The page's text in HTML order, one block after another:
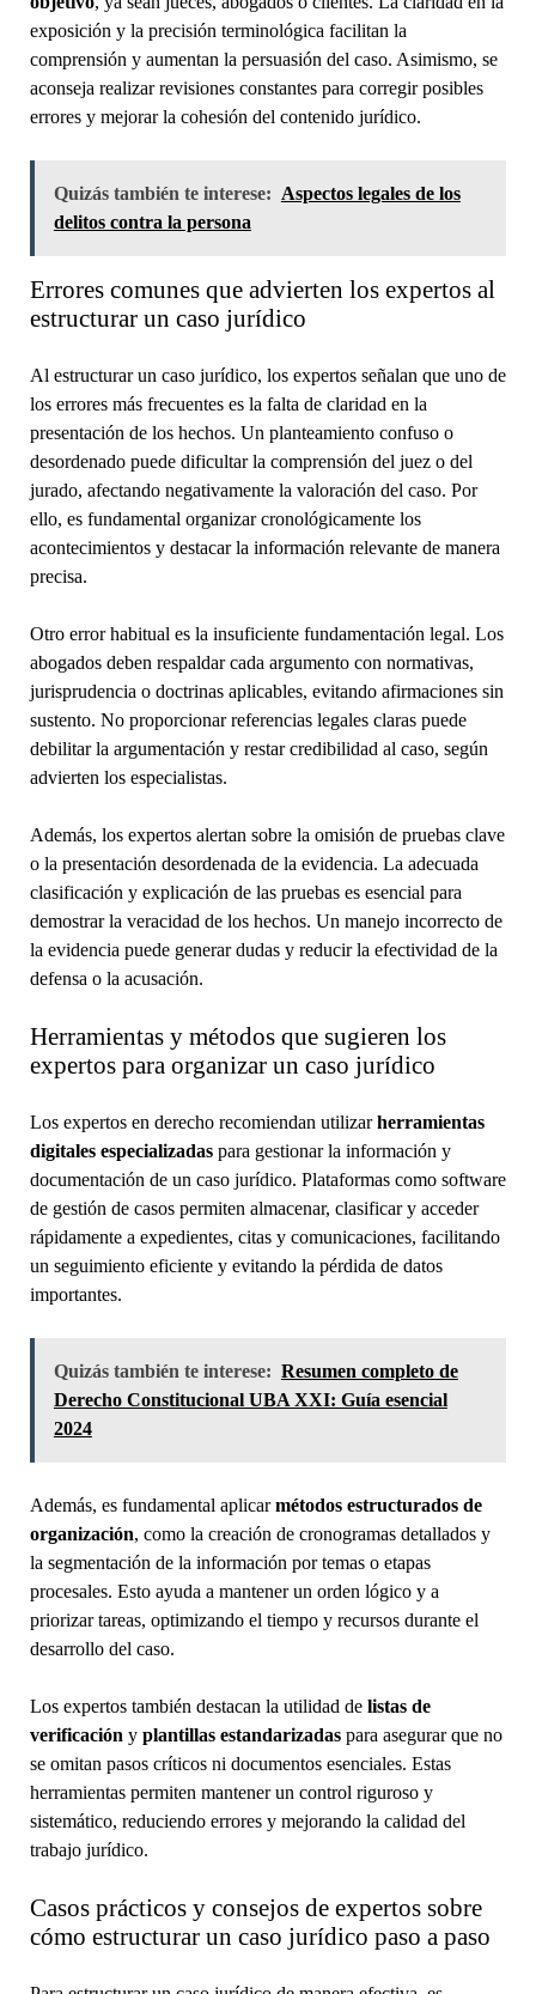
exposición y la precisión terminológica facilitan la
comprensión y aumentan la persuasión del caso. Asimismo, se
aconseja realizar revisiones constantes para corregir posibles
errores y mejorar la cohesión del contenido jurídico.
Quizás también te interese: Aspectos legales de los
delitos contra la persona
Errores comunes que advierten los expertos al
estructurar un caso jurídico
Al estructurar un caso jurídico, los expertos señalan que uno de
los errores más frecuentes es la falta de claridad en la
presentación de los hechos. Un planteamiento confuso o
desordenado puede dificultar la comprensión del juez o del
jurado, afectando negativamente la valoración del caso. Por
ello, es fundamental organizar cronológicamente los
acontecimientos y destacar la información relevante de manera
precisa.
Otro error habitual es la insuficiente fundamentación legal. Los
abogados deben respaldar cada argumento con normativas,
jurisprudencia o doctrinas aplicables, evitando afirmaciones sin
sustento. No proporcionar referencias legales claras puede
debilitar la argumentación y restar credibilidad al caso, según
advierten los especialistas.
Además, los expertos alertan sobre la omisión de pruebas clave
o la presentación desordenada de la evidencia. La adecuada
clasificación y explicación de las pruebas es esencial para
demostrar la veracidad de los hechos. Un manejo incorrecto de
la evidencia puede generar dudas y reducir la efectividad de la
defensa o la acusación.
Herramientas y métodos que sugieren los
expertos para organizar un caso jurídico
Los expertos en derecho recomiendan utilizarherramientas
digitales especializadaspara gestionar la información y
documentación de un caso jurídico. Plataformas como software
de gestión de casos permiten almacenar, clasificar y acceder
rápidamente a expedientes, citas y comunicaciones, facilitando
un seguimiento eficiente y evitando la pérdida de datos
importantes.
Quizás también te interese: Resumen completo de
Derecho Constitucional UBA XXI: Guía esencial
2024
Además, es fundamental aplicarmétodos estructurados de
organización, como la creación de cronogramas detallados y
la segmentación de la información por temas o etapas
procesales. Esto ayuda a mantener un orden lógico y a
priorizar tareas, optimizando el tiempo y recursos durante el
desarrollo del caso.
Los expertos también destacan la utilidad de listas de
verificación y plantillas estandarizadaspara asegurar que no
se omitan pasos críticos ni documentos esenciales. Estas
herramientas permiten mantener un control riguroso y
sistemático, reduciendo errores y mejorando la calidad del
trabajo jurídico.
Casos prácticos y consejos de expertos sobre
cómo estructurar un caso jurídico paso a paso